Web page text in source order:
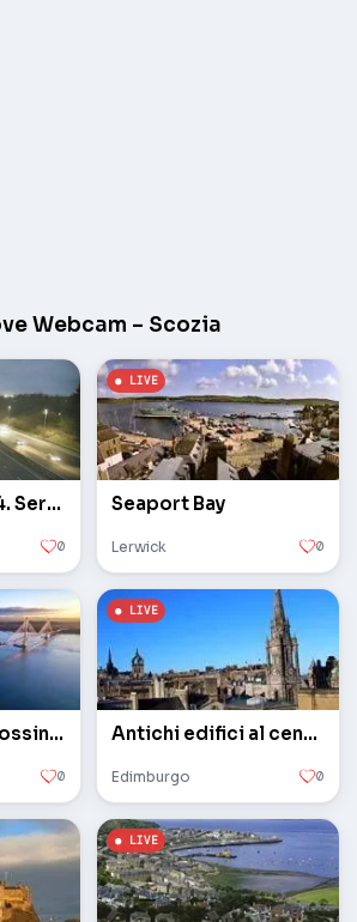
Webcam – Scozia
Autostrada M74. Servizi Bothwell.
0
Seaport Bay
Lerwick 0
Queensferry Crossing Ponte strallato
0
Antichi edifici al centro
Edimburgo 0